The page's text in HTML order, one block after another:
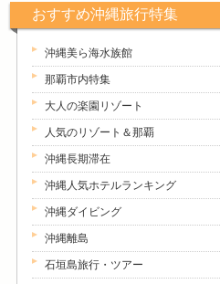
おすすめ沖縄旅行特集
沖縄美ら海水族館
那覇市内特集
大人の楽園リゾート
人気のリゾート＆那覇
沖縄長期滞在
沖縄人気ホテルランキング
沖縄ダイビング
沖縄離島
石垣島旅行・ツアー